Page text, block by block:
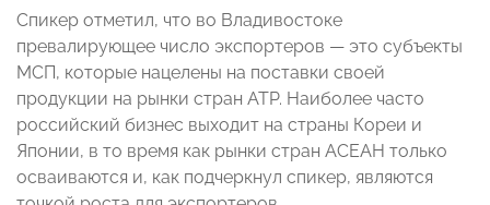
Спикер отметил, что во Владивостоке
превалирующее число экспортеров — это субъекты
МСП, которые нацелены на поставки своей
продукции на рынки стран АТР. Наиболее часто
российский бизнес выходит на страны Кореи и
Японии, в то время как рынки стран АСЕАН только
осваиваются и, как подчеркнул спикер, являются